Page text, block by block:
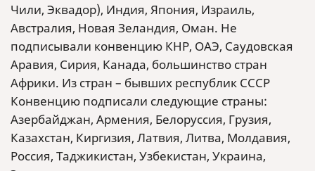
Чили, Эквадор), Индия, Япония, Израиль,
Австралия, Новая Зеландия, Оман. Не
подписывали конвенцию КНР, ОАЭ, Саудовская
Аравия, Сирия, Канада, большинство стран
Африки. Из стран – бывших республик СССР
Конвенцию подписали следующие страны:
Азербайджан, Армения, Белоруссия, Грузия,
Казахстан, Киргизия, Латвия, Литва, Молдавия,
Россия, Таджикистан, Узбекистан, Украина,